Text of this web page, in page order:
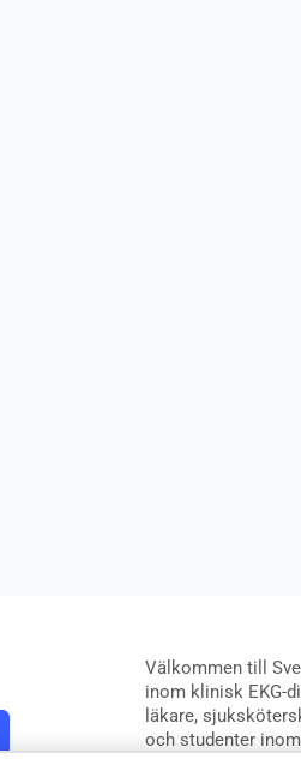
Välkommen till
inom klinisk EKG-
läkare,
och studenter